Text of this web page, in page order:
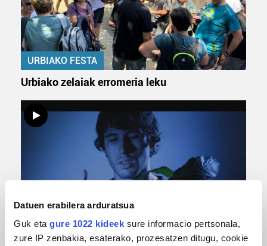
Datuen erabilera arduratsua
Guk eta gure 1022 kideek sure informacio pertsonala,
zure IP zenbakia, esaterako, prozesatzen ditugu, cookie
URBIAKO FESTA
Urbiako zelaiak erromeria leku
MUSIKA